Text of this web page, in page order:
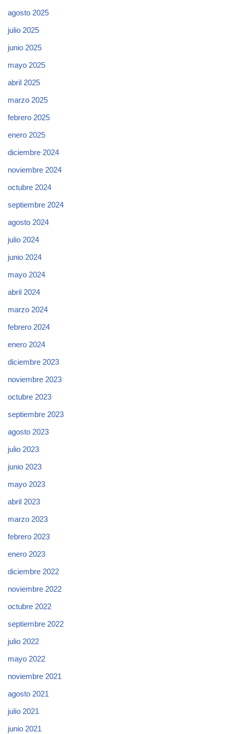
agosto 2025
julio 2025
junio 2025
mayo 2025
abril 2025
marzo 2025
febrero 2025
enero 2025
diciembre 2024
noviembre 2024
octubre 2024
septiembre 2024
agosto 2024
julio 2024
junio 2024
mayo 2024
abril 2024
marzo 2024
febrero 2024
enero 2024
diciembre 2023
noviembre 2023
octubre 2023
septiembre 2023
agosto 2023
julio 2023
junio 2023
mayo 2023
abril 2023
marzo 2023
febrero 2023
enero 2023
diciembre 2022
noviembre 2022
octubre 2022
septiembre 2022
julio 2022
mayo 2022
noviembre 2021
agosto 2021
julio 2021
junio 2021